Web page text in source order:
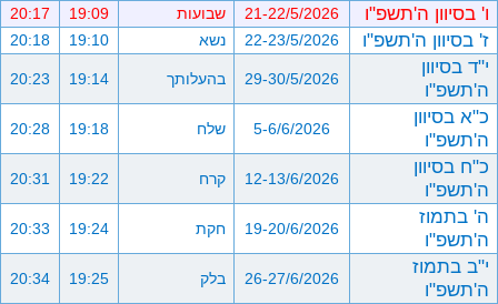
ו' בסיוון ה'תשפ"ו 21-22/5/2026 שבועות 19:09
20:17
ז' בסיוון ה'תשפ"ו 22-23/5/2026 נשא 19:10
20:18
י"ד בסיוון
ה'תשפ"ו
29-30/5/2026 בהעלותך 19:14
20:23
כ"א בסיוון
ה'תשפ"ו
5-6/6/2026 שלח 19:18
20:28
כ"ח בסיוון
ה'תשפ"ו
12-13/6/2026 קרח 19:22
20:31
ה' בתמוז
ה'תשפ"ו
19-20/6/2026 חקת 19:24
20:33
י"ב בתמוז
ה'תשפ"ו
26-27/6/2026 בלק 19:25
20:34